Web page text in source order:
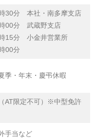
30分 本社・南多摩支店
00分 武蔵野支店
15分 小金井営業所
00分
季・年末・慶弔休暇
AT限定不可）※中型免許
手当など